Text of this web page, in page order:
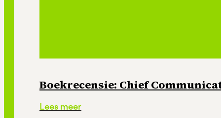
Boekrecensie: Chief
Lees meer